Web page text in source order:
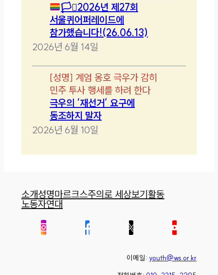
🏳️‍⚧️2026년 제27회
서울퀴어퍼레이드에
참가했습니다!(26.06.13)
2026년 6월 14일
[성명] 계엄 옹호 극우가 감히
민주 투사 행세를 하려 한다
극우의 ‘재선거’ 요구에
동조하지 말자
2026년 6월 10일
소개성명마르크스주의로 세상보기활동
노동자연대
이메일: youth@ws.or.kr